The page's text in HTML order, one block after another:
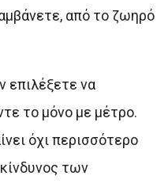
από το ζωηρό
επιλέξετε να
το μόνο με μέτρο.
όχι περισσότερο
των